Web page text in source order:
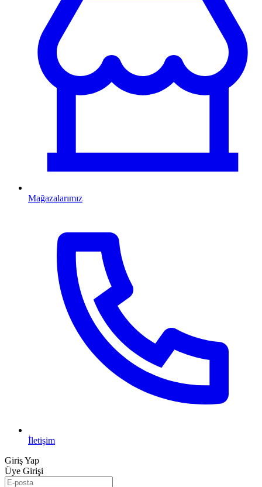
Mağazalarımız
İletişim
Giriş Yap
Üye Girişi